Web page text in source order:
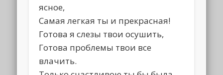
ясное,
Самая легкая ты и прекрасная!
Готова я слезы твои осушить,
Готова проблемы твои все
влачить.